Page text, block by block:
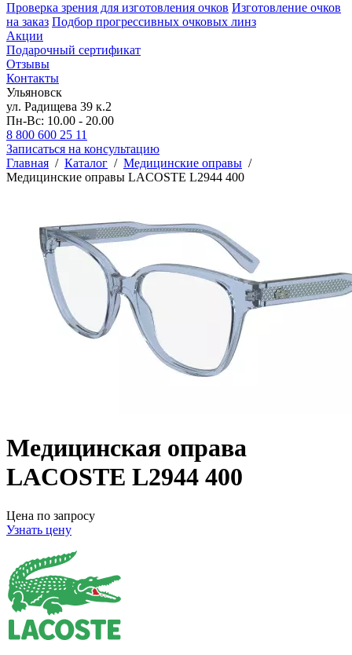
Проверка зрения для изготовления очков Изготовление очков
на заказ Подбор прогрессивных очковых линз
Акции
Подарочный сертификат
Отзывы
Контакты
Ульяновск
ул. Радищева 39 к.2
Пн-Вс: 10.00 - 20.00
8 800 600 25 11
Записаться на консультацию
Главная / Каталог / Медицинские оправы /
Медицинские оправы LACOSTE L2944 400
Медицинская оправа
LACOSTE L2944 400
Цена по запросу
Узнать цену